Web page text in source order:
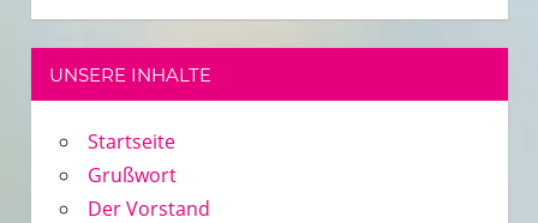
UNSERE INHALTE
Startseite
Grußwort
Der Vorstand